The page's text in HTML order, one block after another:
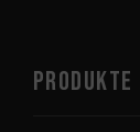
PRODUKTE